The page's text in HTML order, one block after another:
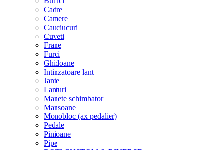
Cadre
Camere
Cauciucuri
Cuveti
Frane
Furci
Ghidoane
Intinzatoare lant
Jante
Lanturi
Manete schimbator
Mansoane
Monobloc (ax pedalier)
Pedale
Pinioane
Pipe